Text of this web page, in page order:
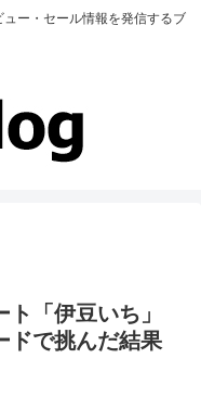
ー・セール情報を発信するブ
「伊豆いち」
ドで挑んだ結果